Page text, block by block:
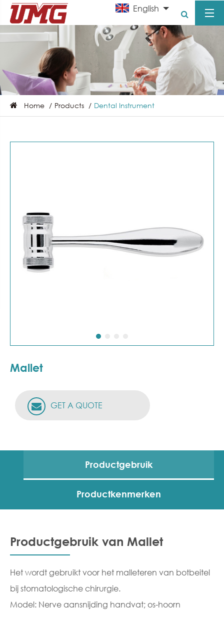
English
Home Products Dental Instrument
Mallet
GET A QUOTE
Productgebruik
Productkenmerken
Productgebruik van Mallet
Het wordt gebruikt voor het malleteren van botbeitel
bij stomatologische chirurgie.
Model: Nerve aansnijding handvat; os-hoorn